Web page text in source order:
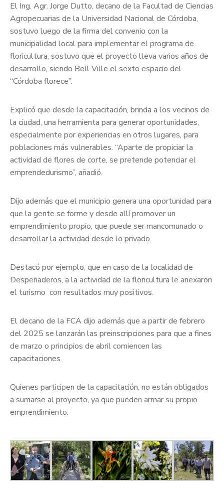
El Ing. Agr. Jorge Dutto, decano de la Facultad de Ciencias
Agropecuarias de la Universidad Nacional de Córdoba,
sostuvo luego de la firma del convenio con la
municipalidad local para implementar el programa de
floricultura, sostuvo que el proyecto lleva varios años de
desarrollo, siendo Bell Ville el sexto espacio del
“Córdoba florece”.
Explicó que desde la capacitación, brinda a los vecinos de
la ciudad, una herramienta para generar oportunidades,
especialmente por experiencias en otros lugares, para
poblaciones más vulnerables. “Aparte de propiciar la
actividad de flores de corte, se pretende potenciar el
emprendedurismo”, añadió.
Dijo además que el municipio genera una oportunidad para
que la gente se forme y desde allí promover un
emprendimiento propio, que puede ser mancomunado o
desarrollar la actividad desde lo privado.
Destacó por ejemplo, que en caso de la localidad de
Despeñaderos, a la actividad de la floricultura le anexaron
el turismo con resultados muy positivos.
El decano de la FCA dijo además que a partir de febrero
del 2025 se lanzarán las preinscripciones para que a fines
de marzo o principios de abril comiencen las
capacitaciones.
Quienes participen de la capacitación, no están obligados
a sumarse al proyecto, ya que pueden armar su propio
emprendimiento.